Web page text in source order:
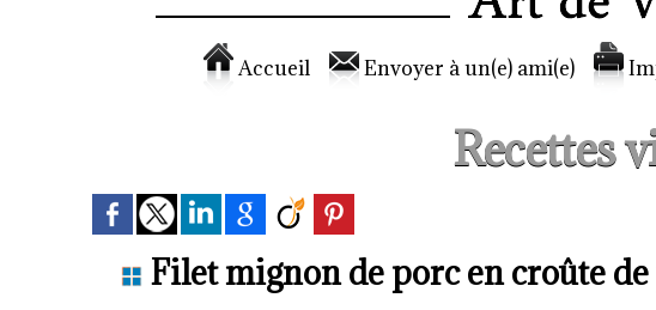
Accueil Envoyer à un(e) ami(e)
Recettes
Filet mignon de porc en croûte